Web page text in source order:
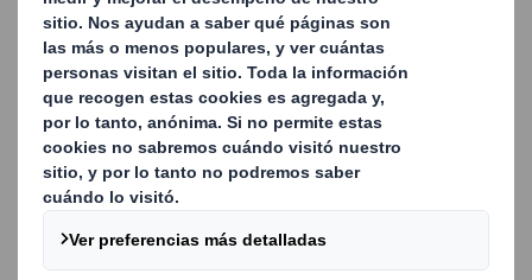
¿QUIERES DESTACAR DENTRO DEL
MUNDO DEL RETAIL? CONTACTA
CON NOSOTROS